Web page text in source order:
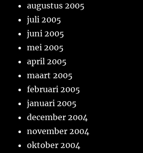
augustus 2005
juli 2005
juni 2005
mei 2005
april 2005
maart 2005
februari 2005
januari 2005
december 2004
november 2004
oktober 2004